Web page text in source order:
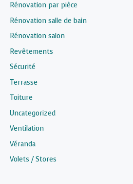
Rénovation par pièce
Rénovation salle de bain
Rénovation salon
Revêtements
Sécurité
Terrasse
Toiture
Uncategorized
Ventilation
Véranda
Volets / Stores